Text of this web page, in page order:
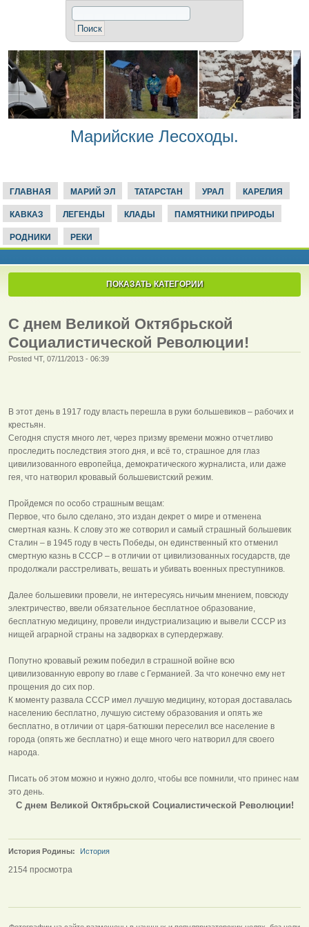
Марийские Лесоходы.
ГЛАВНАЯ МАРИЙ ЭЛ ТАТАРСТАН УРАЛ КАРЕЛИЯ
КАВКАЗ ЛЕГЕНДЫ КЛАДЫ ПАМЯТНИКИ ПРИРОДЫ
РОДНИКИ РЕКИ
ПОКАЗАТЬ КАТЕГОРИИ
C днем Великой Октябрьской
Социалистической Революции!
Posted ЧТ, 07/11/2013 - 06:39
В этот день в 1917 году власть перешла в руки большевиков – рабочих и
крестьян.
Сегодня спустя много лет, через призму времени можно отчетливо
проследить последствия этого дня, и всё то, страшное для глаз
цивилизованного европейца, демократического журналиста, или даже
гея, что натворил кровавый большевистский режим.
Пройдемся по особо страшным вещам:
Первое, что было сделано, это издан декрет о мире и отменена
смертная казнь. К слову это же сотворил и самый страшный большевик
Сталин – в 1945 году в честь Победы, он единственный кто отменил
смертную казнь в СССР – в отличии от цивилизованных государств, где
продолжали расстреливать, вешать и убивать военных преступников.
Далее большевики провели, не интересуясь ничьим мнением, повсюду
электричество, ввели обязательное бесплатное образование,
бесплатную медицину, провели индустриализацию и вывели СССР из
нищей аграрной страны на задворках в супердержаву.
Попутно кровавый режим победил в страшной войне всю
цивилизованную европу во главе с Германией. За что конечно ему нет
прощения до сих пор.
К моменту развала СССР имел лучшую медицину, которая доставалась
населению бесплатно, лучшую систему образования и опять же
бесплатно, в отличии от царя-батюшки переселил все население в
города (опять же бесплатно) и еще много чего натворил для своего
народа.
Писать об этом можно и нужно долго, чтобы все помнили, что принес нам
это день.
C днем Великой Октябрьской Социалистической Революции!
История Родины: История
2154 просмотра